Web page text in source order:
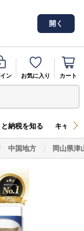
開く
ン お気に入り カート
納税を知る キャン
中国地方 岡山県津